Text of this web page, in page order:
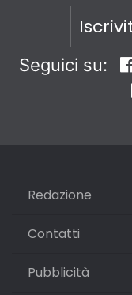
Seguici su:
Redazione
Contatti
Pubblicità